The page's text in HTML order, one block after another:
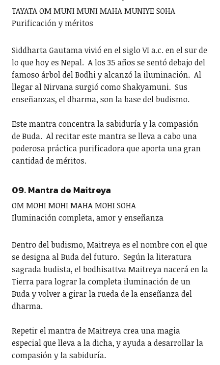
TAYATA OM MUNI MUNI MAHA MUNIYE SOHA
Purificación y méritos
Siddharta Gautama vivió en el siglo VI a.c. en el sur de
lo que hoy es Nepal. A los 35 años se sentó debajo del
famoso árbol del Bodhi y alcanzó la iluminación. Al
llegar al Nirvana surgió como Shakyamuni. Sus
enseñanzas, el dharma, son la base del budismo.
Este mantra concentra la sabiduría y la compasión
de Buda. Al recitar este mantra se lleva a cabo una
poderosa práctica purificadora que aporta una gran
cantidad de méritos.
09. Mantra de Maitreya
OM MOHI MOHI MAHA MOHI SOHA
Iluminación completa, amor y enseñanza
Dentro del budismo, Maitreya es el nombre con el que
se designa al Buda del futuro. Según la literatura
sagrada budista, el bodhisattva Maitreya nacerá en la
Tierra para lograr la completa iluminación de un
Buda y volver a girar la rueda de la enseñanza del
dharma.
Repetir el mantra de Maitreya crea una magia
especial que lleva a la dicha, y ayuda a desarrollar la
compasión y la sabiduría.